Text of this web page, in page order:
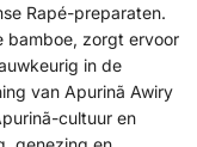
Rapé-preparaten.
bamboe, zorgt ervoor
in de
van Apurinã Awiry
cultuur en